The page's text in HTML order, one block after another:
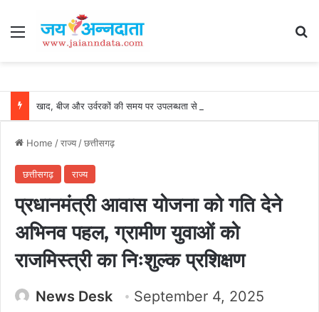
Menu
Home /राज्य/छत्तीसगढ़
छत्तीसगढ़ राज्य
प्रधानमंत्री आवास योजना को गति देने
अभिनव पहल, ग्रामीण युवाओं को
राजमिस्त्री का निःशुल्क प्रशिक्षण
News Desk
September 4, 2025